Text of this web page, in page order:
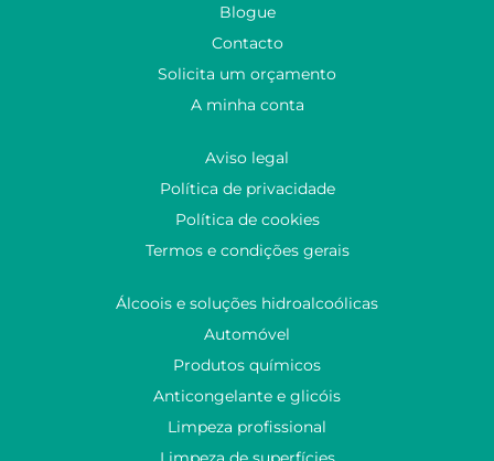
Blogue
Contacto
Solicita um orçamento
A minha conta
Aviso legal
Política de privacidade
Política de cookies
Termos e condições gerais
Álcoois e soluções hidroalcoólicas
Automóvel
Produtos químicos
Anticongelante e glicóis
Limpeza profissional